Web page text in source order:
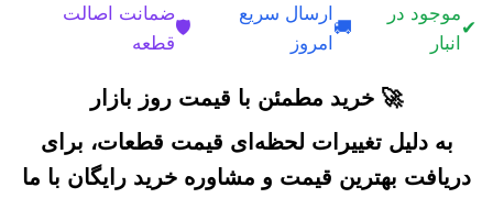
✔
موجود در
انبار
🚚
ارسال سریع
امروز
🛡️
ضمانت اصالت
قطعه
🚀 خرید مطمئن با قیمت روز بازار
به دلیل تغییرات لحظه‌ای قیمت قطعات، برای
دریافت بهترین قیمت و مشاوره خرید رایگان با ما